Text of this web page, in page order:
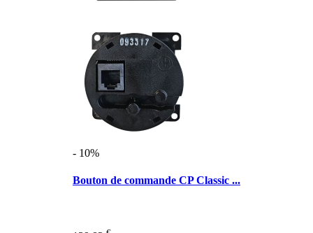
- 10%
Bouton de commande CP Classic ...